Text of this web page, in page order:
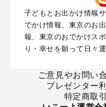
渋谷・原宿・恵比寿・
池袋・赤羽・王子・巣
新宿・高田馬場・代々
銀座・丸の内・日本橋
小金井・小平・西東京
府中・調布・狛江のプ
青梅・奥多摩のプール
子どもとお出かけ情報
でかけ情報、東京のお
報、東京のおでかけス
り・幸せを願って日々
ご意見やお問い
プレゼンター
特定商取